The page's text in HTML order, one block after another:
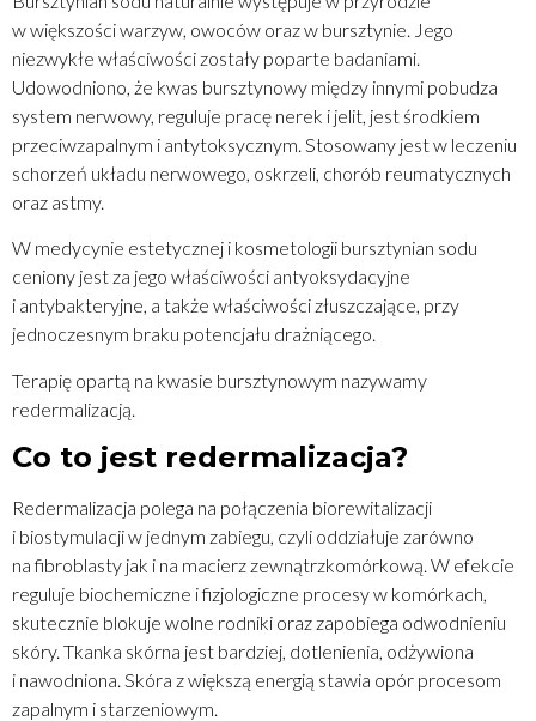
w większości warzyw, owoców oraz w bursztynie. Jego
niezwykłe właściwości zostały poparte badaniami.
Udowodniono, że kwas bursztynowy między innymi pobudza
system nerwowy, reguluje pracę nerek i jelit, jest środkiem
przeciwzapalnym i antytoksycznym. Stosowany jest w leczeniu
schorzeń układu nerwowego, oskrzeli, chorób reumatycznych
oraz astmy.
W medycynie estetycznej i kosmetologii bursztynian sodu
ceniony jest za jego właściwości antyoksydacyjne
i antybakteryjne, a także właściwości złuszczające, przy
jednoczesnym braku potencjału drażniącego.
Terapię opartą na kwasie bursztynowym nazywamy
redermalizacją.
Co to jest redermalizacja?
Redermalizacja polega na połączenia biorewitalizacji
i biostymulacji w jednym zabiegu, czyli oddziałuje zarówno
na fibroblasty jak i na macierz zewnątrzkomórkową. W efekcie
reguluje biochemiczne i fizjologiczne procesy w komórkach,
skutecznie blokuje wolne rodniki oraz zapobiega odwodnieniu
skóry. Tkanka skórna jest bardziej, dotlenienia, odżywiona
i nawodniona. Skóra z większą energią stawia opór procesom
zapalnym i starzeniowym.